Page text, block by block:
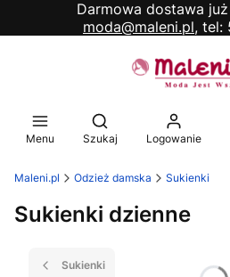
Darmowa dostawa
moda@maleni.pl, tel:
Menu
Otwórz wyszukiwarkę
Szukaj Logowanie
Maleni.pl Odzież damska Sukienki
Sukienki dzienne
Sukienki